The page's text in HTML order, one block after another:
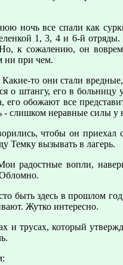
ночь все спали как
1, 3, 4 и 6-й
к сожалению, он
ни при чем.
то они стали
о штангу, его в
обожают все
- слишком неравные силы у
чтобы он приехал
Темку вызывать в лагерь.
радостные вопли,
Обломно.
здесь в прошлом
Жутко интеpесно.
и трусах, который